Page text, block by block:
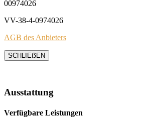
00974026
VV-38-4-0974026
AGB des Anbieters
SCHLIEẞEN
Ausstattung
Verfügbare Leistungen